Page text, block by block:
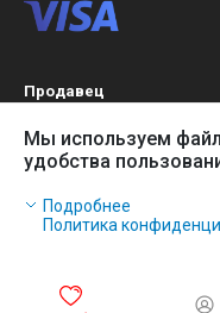
Продавец
БИН 120140015907
Более подробно см. раздел
Мы используем
удобства
Наш сайт использует
заказать товар в
Игнорируйте это
Подробнее
Политика